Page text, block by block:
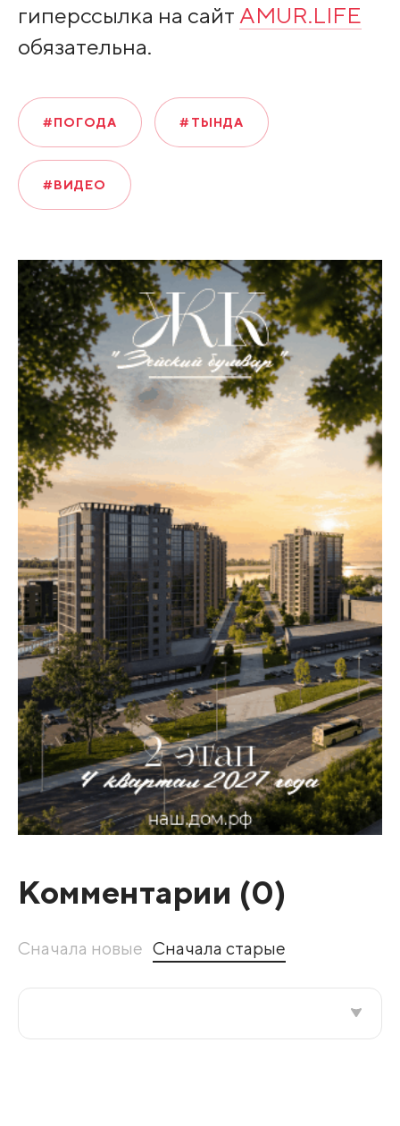
гиперссылка на сайт AMUR.LIFE
обязательна.
#ПОГОДА #ТЫНДА
#ВИДЕО
Комментарии (0)
Сначала новые Сначала старые